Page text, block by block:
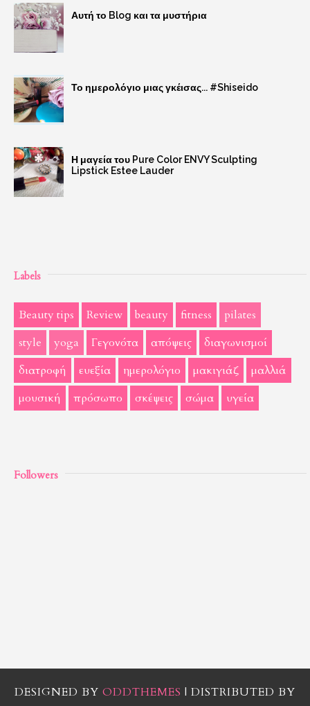
Αυτή το Blog και τα μυστήρια
Το ημερολόγιο μιας γκέισας... #Shiseido
Η μαγεία του Pure Color ENVY Sculpting
Lipstick Estee Lauder
Labels
Beauty tips Review beauty fitness
pilates
style
yoga Γεγονότα απόψεις
διαγωνισμοί
διατροφή
ευεξία ημερολόγιο μακιγιάζ
μαλλιά
μουσική
πρόσωπο σκέψεις σώμα υγεία
Followers
DESIGNED BY ODDTHEMES | DISTRIBUTED BY